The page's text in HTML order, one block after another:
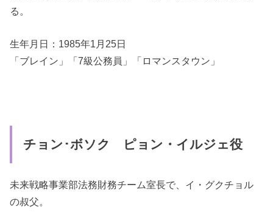
る。
生年月日：1985年1月25日
「ブレイン」「7級公務員」「ロマンスタウン」
チョン･ボソク ピョン・イルジェ役
未来戦略事業部法務財務チーム室長で、イ・グクチョル
の叔父。